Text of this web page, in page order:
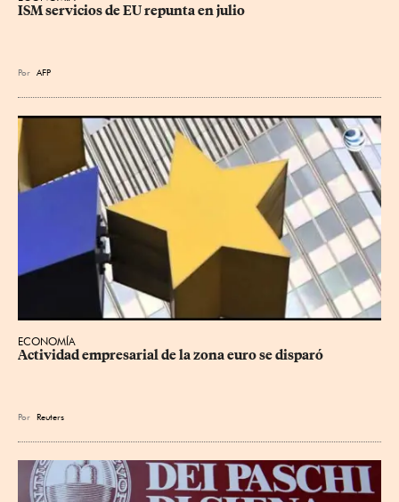
ISM servicios de EU repunta en julio
Por AFP
ECONOMÍA
Actividad empresarial de la zona euro se disparó
Por Reuters